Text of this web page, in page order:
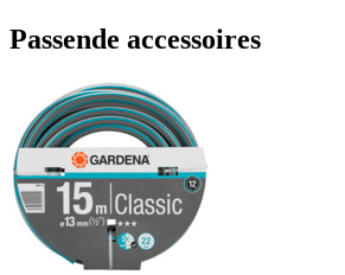
Passende accessoires